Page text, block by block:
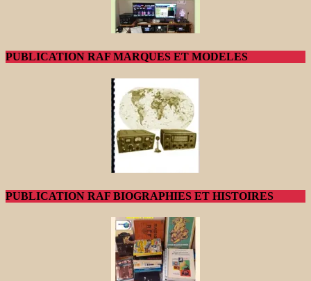
PUBLICATION RAF MARQUES ET MODELES
PUBLICATION RAF BIOGRAPHIES ET HISTOIRES